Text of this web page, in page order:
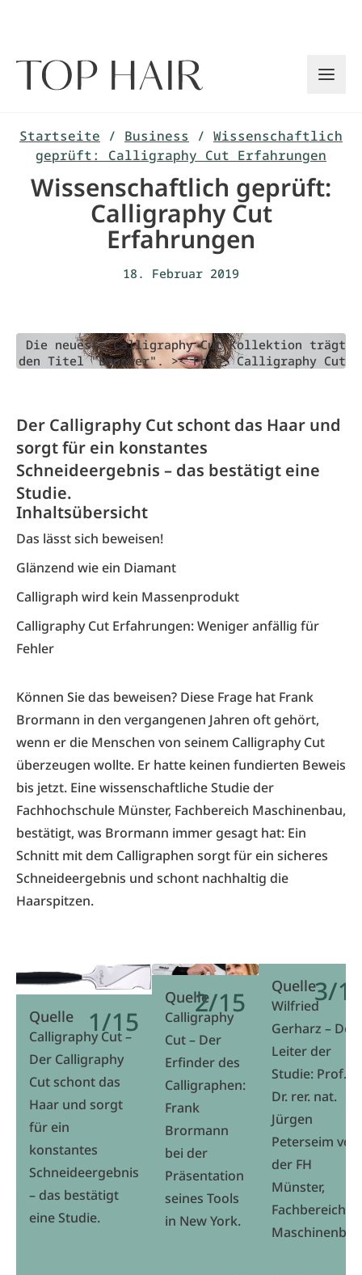
Startseite / Business / Wissenschaftlich
geprüft: Calligraphy Cut Erfahrungen
Wissenschaftlich geprüft:
Calligraphy Cut
Erfahrungen
18. Februar 2019
Die neueste Calligraphy Cut Kollektion trägt
den Titel "Empower". >< Foto: Calligraphy Cut
Der Calligraphy Cut schont das Haar und
sorgt für ein konstantes
Schneideergebnis – das bestätigt eine
Studie.
Inhaltsübersicht
Das lässt sich beweisen!
Glänzend wie ein Diamant
Calligraph wird kein Massenprodukt
Calligraphy Cut Erfahrungen: Weniger anfällig für
Fehler
Können Sie das beweisen? Diese Frage hat Frank
Brormann in den vergangenen Jahren oft gehört,
wenn er die Menschen von seinem Calligraphy Cut
überzeugen wollte. Er hatte keinen fundierten Beweis
bis jetzt. Eine wissenschaftliche Studie der
Fachhochschule Münster, Fachbereich Maschinenbau,
bestätigt, was Brormann immer gesagt hat: Ein
Schnitt mit dem Calligraphen sorgt für ein sicheres
Schneideergebnis und schont nachhaltig die
Haarspitzen.
1/15
Quelle
Calligraphy Cut –
Der Calligraphy
Cut schont das
Haar und sorgt
für ein
konstantes
Schneideergebnis
– das bestätigt
eine Studie.
2/15
Quelle
Calligraphy
Cut – Der
Erfinder des
Calligraphen:
Frank
Brormann
bei der
Präsentation
seines Tools
in New York.
3/
Quelle
Wilfried
Gerharz – Der
Leiter der
Studie: Prof.
Dr. rer. nat.
Jürgen
Peterseim von
der FH
Münster,
Fachbereich